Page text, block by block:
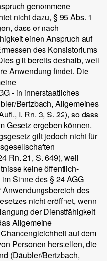
genommene
nicht dazu, § 95 Abs. 1
dass er nach
einen Anspruch auf
des Konsistoriums
gilt bereits deshalb, weil
Anwendung findet. Die
- in innerstaatliches
Bertzbach, Allgemeines
I. Rn. 3, S. 22), so dass
Gesetz ergeben können.
gilt jedoch nicht für
Rn. 21, S. 649), weil
keine öffentlich-
Sinne des § 24 AGG
des
nicht eröffnet, wenn
der Dienstfähigkeit
Allgemeine
auf dem
Personen herstellen, die
(Däubler/Bertzbach,